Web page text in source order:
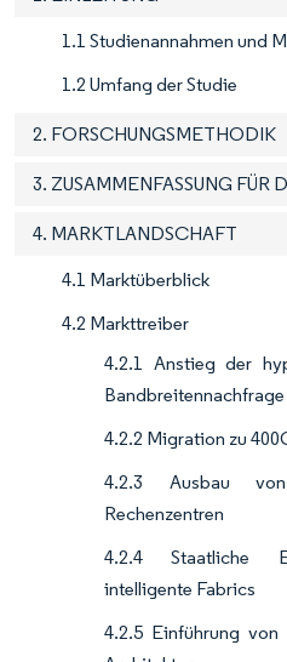
1.1 Studienannahmen und
1.2 Umfang der Studie
2. FORSCHUNGSMETHODIK
3. ZUSAMMENFASSUNG FÜR
4. MARKTLANDSCHAFT
4.1 Marktüberblick
4.2 Markttreiber
4.2.1 Anstieg der
Bandbreitennachfrage
4.2.2 Migration zu
4.2.3 Ausbau
Rechenzentren
4.2.4 Staatliche
intelligente Fabrics
4.2.5 Einführung von